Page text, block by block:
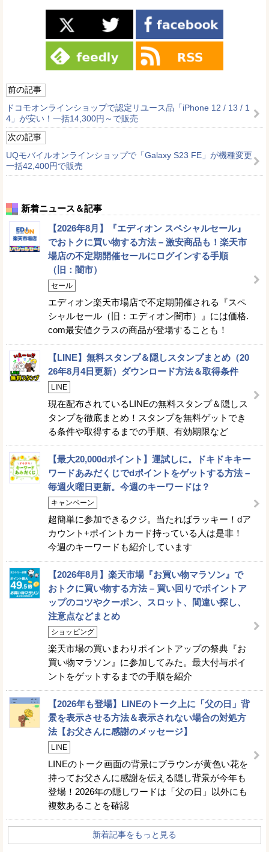
前の記事
ドコモオンラインショップで認定リユース品「iPhone 12 / 13 / 1
4」が安い！一括14,300円～で販売
次の記事
UQモバイルオンラインショップで「Galaxy S23 FE」が機種変更
一括42,400円で販売
新着ニュース＆記事
【2026年8月】『エディオン スペシャルセール』
でおトクに買い物する方法 – 激安商品も！楽天市
場店の不定期開催セールにログインする手順
（旧：闇市）
セール
エディオン楽天市場店で不定期開催される『スペ
シャルセール（旧：エディオン闇市）』には価格.
com最安値クラスの商品が登場することも！
【LINE】無料スタンプ＆隠しスタンプまとめ（20
26年8月4日更新）ダウンロード方法＆取得条件
LINE
現在配布されているLINEの無料スタンプ＆隠しス
タンプを徹底まとめ！スタンプを無料ゲットでき
る条件や取得するまでの手順、有効期限など
【最大20,000dポイント】運試しに。ドキドキキー
ワードあみだくじでdポイントをゲットする方法 –
毎週火曜日更新。今週のキーワードは？
キャンペーン
超簡単に参加できるクジ。当たればラッキー！dア
カウント+ポイントカード持っている人は是非！
今週のキーワードも紹介しています
【2026年8月】楽天市場『お買い物マラソン』で
おトクに買い物する方法 – 買い回りでポイントア
ップのコツやクーポン、スロット、間違い探し、
注意点などまとめ
ショッピング
楽天市場の買いまわりポイントアップの祭典『お
買い物マラソン』に参加してみた。最大付与ポイ
ントをゲットするまでの手順を紹介
【2026年も登場】LINEのトーク上に「父の日」背
景を表示させる方法＆表示されない場合の対処方
法【お父さんに感謝のメッセージ】
LINE
LINEのトーク画面の背景にブラウンが黄色い花を
持ってお父さんに感謝を伝える隠し背景が今年も
登場！2026年の隠しワードは「父の日」以外にも
複数あることを確認
新着記事をもっと見る